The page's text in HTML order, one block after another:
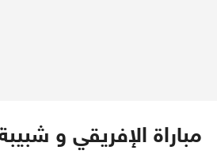
مباراة الإفريقي و